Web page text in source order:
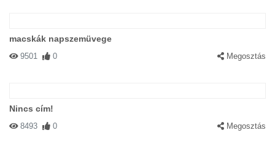
macskák napszemüvege
9501 0 Megosztás
Nincs cím!
8493 0 Megosztás